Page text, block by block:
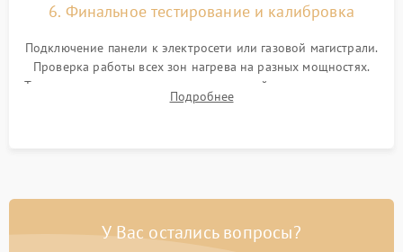
6. Финальное тестирование и калибровка
Подключение панели к электросети или газовой магистрали.
Проверка работы всех зон нагрева на разных мощностях.
Тестирование сенсорного управления, таймера, индикаторов
остаточного тепла и систем защиты от перегрева.
Подробнее
У Вас остались вопросы?